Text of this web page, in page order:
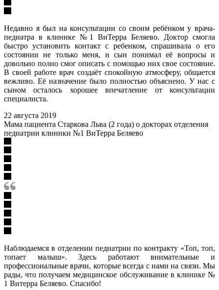
Недавно я был на консультации со своим ребёнком у врача-
педиатра в клинике №1 ВиТерра Беляево. Доктор смогла
быстро установить контакт с ребенком, спрашивала о его
состоянии не только меня, и сын понимал её вопросы и
довольно полно смог описать с помощью них свое состояние.
В своей работе врач создаёт спокойную атмосферу, общается
вежливо. Её назначение было полностью объяснено. У нас с
сыном осталось хорошее впечатление от консультации
специалиста.
22 августа 2019
Мама пациента Старкова Льва (2 года) о докторах отделения
педиатрии клиники №1 ВиТерра Беляево
Наблюдаемся в отделении педиатрии по контракту «Топ, топ,
топает малыш». Здесь работают внимательные и
профессиональные врачи, которые всегда с нами на связи. Мы
рады, что получаем медицинское обслуживание в клинике №
1 Витерра Беляево. Спасибо!